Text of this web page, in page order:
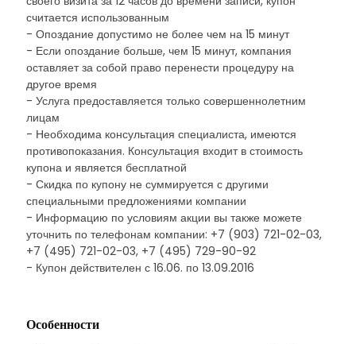
считается использованным
- Опоздание допустимо не более чем на 15 минут
- Если опоздание больше, чем 15 минут, компания
оставляет за собой право перенести процедуру на
другое время
- Услуга предоставляется только совершеннолетним
лицам
- Необходима консультация специалиста, имеются
противопоказания. Консультация входит в стоимость
купона и является бесплатной
- Скидка по купону не суммируется с другими
специальными предложениями компании
- Информацию по условиям акции вы также можете
уточнить по телефонам компании: +7 (903) 721-02-03,
+7 (495) 721-02-03, +7 (495) 729-90-92
- Купон действителен с 16.06. по 13.09.2016
Особенности